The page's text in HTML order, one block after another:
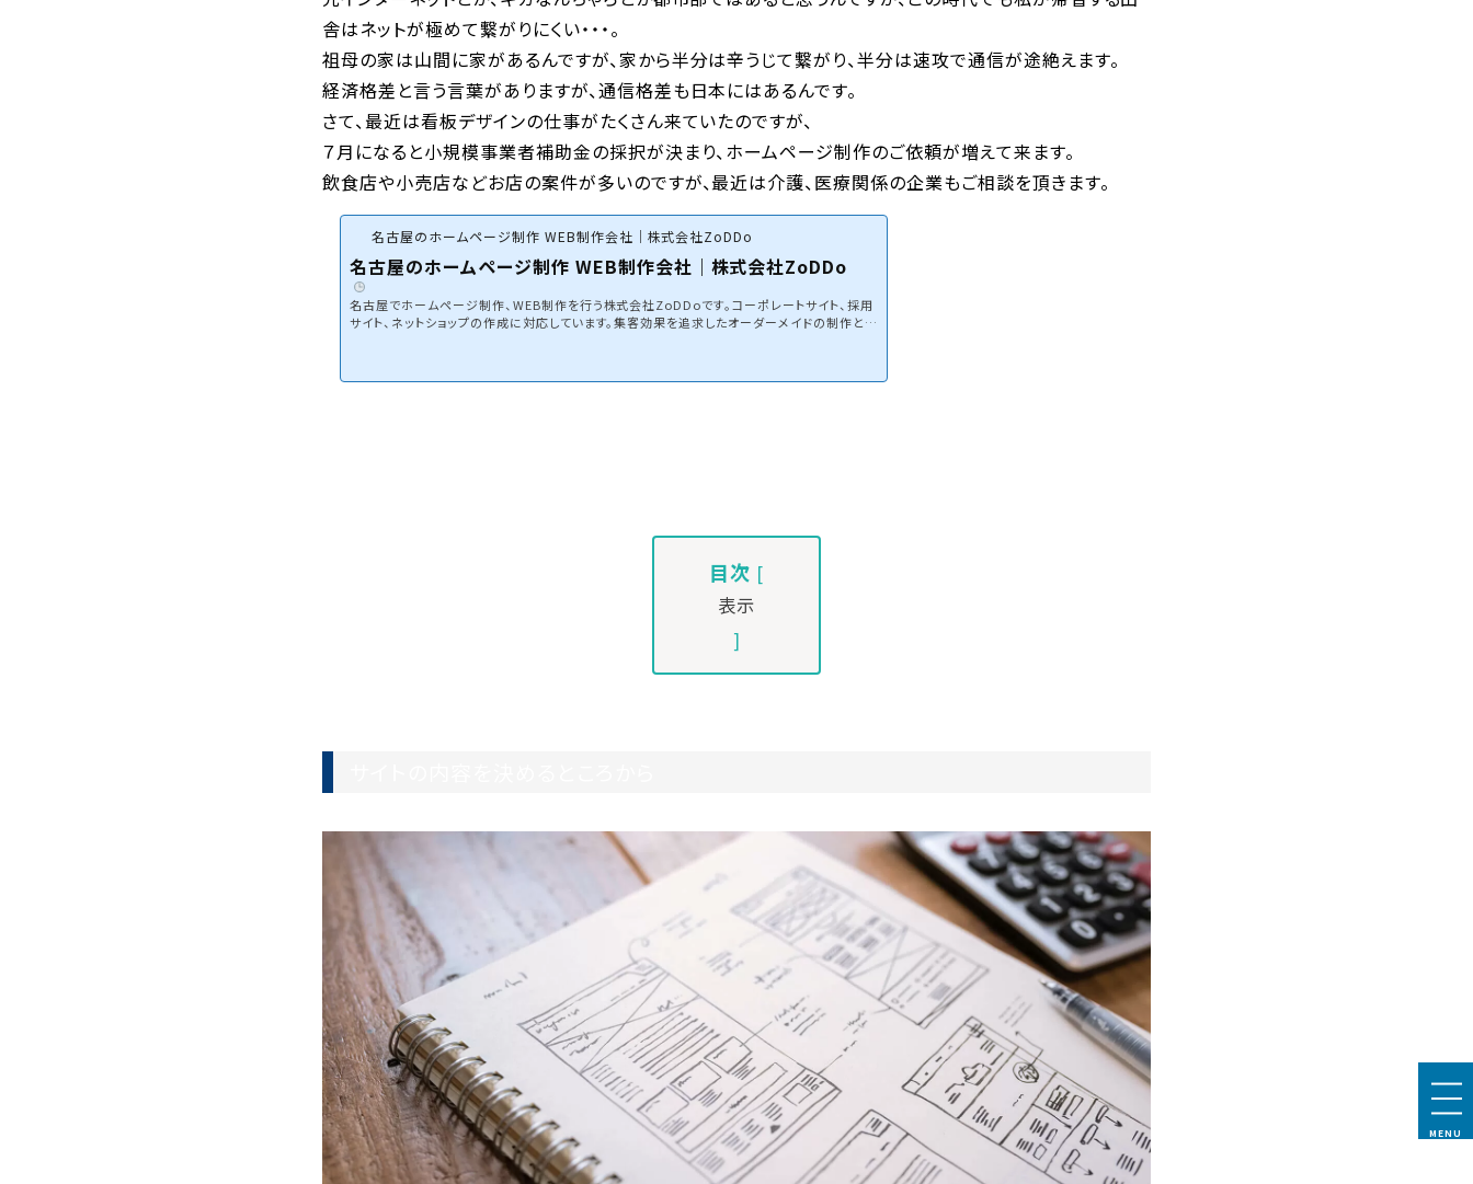
舎はネットが極めて繋がりにくい・・・。
祖母の家は山間に家があるんですが、家から半分は辛うじて繋がり、半分は速攻で通信が途絶えます。
経済格差と言う言葉がありますが、通信格差も日本にはあるんです。
さて、最近は看板デザインの仕事がたくさん来ていたのですが、
７月になると小規模事業者補助金の採択が決まり、ホームページ制作のご依頼が増えて来ます。
飲食店や小売店などお店の案件が多いのですが、最近は介護、医療関係の企業もご相談を頂きます。
名古屋のホームページ制作 WEB制作会社｜株式会社ZoDDo
名古屋のホームページ制作 WEB制作会社｜株式会社ZoDDo
名古屋でホームページ制作、WEB制作を行う株式会社ZoDDoです。コーポレートサイト、採用
サイト、ネットショップの作成に対応しています。集客効果を追求したオーダーメイドの制作とW
目次 [
表示
]
MENU